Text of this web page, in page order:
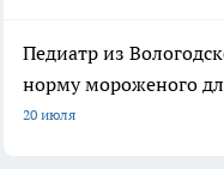
Педиатр из
норму мороженого
20 июля